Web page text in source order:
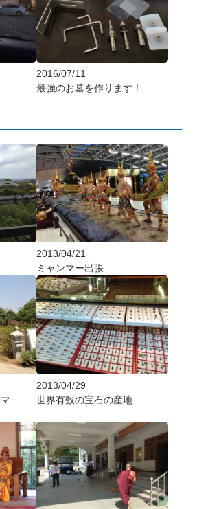
2016/07/11
最強のお墓を作ります！
2013/04/21
ミャンマー出張
2013/04/29
世界有数の宝石の産地